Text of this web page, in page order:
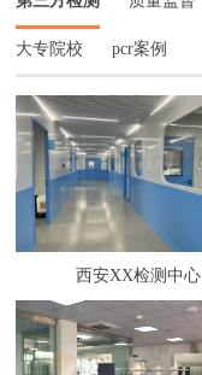
大专院校 pcr案例
西安XX检测中心